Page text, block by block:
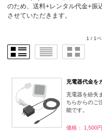
のため、送料+レンタル代金+振
させていただきます。
1 / 1ペ
充電器代金を
充電器を紛失
ちらからのご
能です。
価格： 1,500